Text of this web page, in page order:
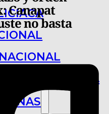
Y TECNOLOGÍA
Canapat
no basta